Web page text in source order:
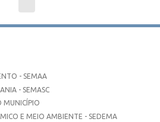
- SEMAA
- SEMASC
MUNICÍPIO
E MEIO AMBIENTE - SEDEMA